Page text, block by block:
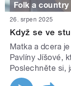
Folk a country
26. srpen 2025
Když se ve
Matka a dcera
Pavlíny Jíšové,
Poslechněte si,